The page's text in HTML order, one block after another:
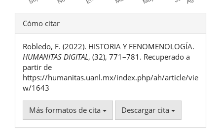
Detalles
del
artículo
Cómo citar
Robledo, F. (2022). HISTORIA Y FENOMENOLOGÍA.
HUMANITAS DIGITAL, (32), 771–781. Recuperado a
partir de
https://humanitas.uanl.mx/index.php/ah/article/vie
w/1643
Más formatos de cita Descargar cita